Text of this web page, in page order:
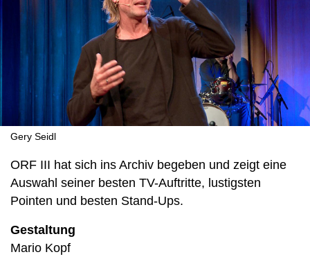
Gery Seidl
ORF III hat sich ins Archiv begeben und zeigt eine
Auswahl seiner besten TV-Auftritte, lustigsten
Pointen und besten Stand-Ups.
Gestaltung
Mario Kopf